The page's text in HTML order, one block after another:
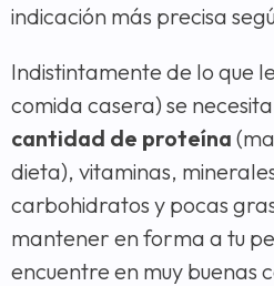
indicación más precisa
Indistintamente de lo que
comida casera) se
cantidad de proteína
dieta), vitaminas,
carbohidratos y pocas
mantener en forma a tu
encuentre en muy buenas